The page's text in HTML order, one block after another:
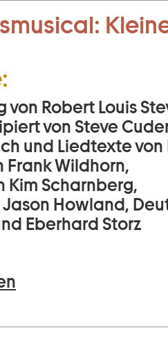
von Robert Louis
von Steve
und Liedtexte von
Frank Wildhorn,
Kim Scharnberg,
Howland,
Eberhard Storz